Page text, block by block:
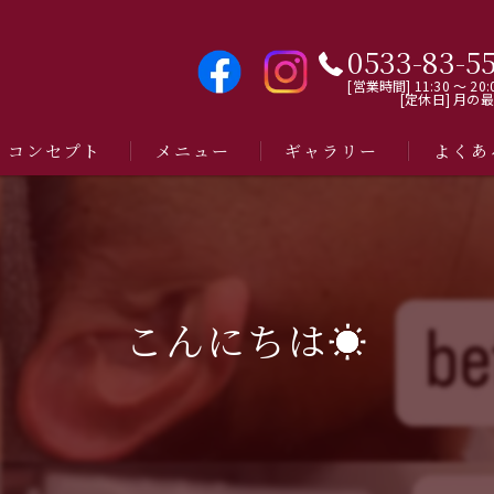
0533-83-
[営業時間] 11:30 〜
[定休日] 月の
コンセプト メニュー ギャラリー よく
こんにちは☀️